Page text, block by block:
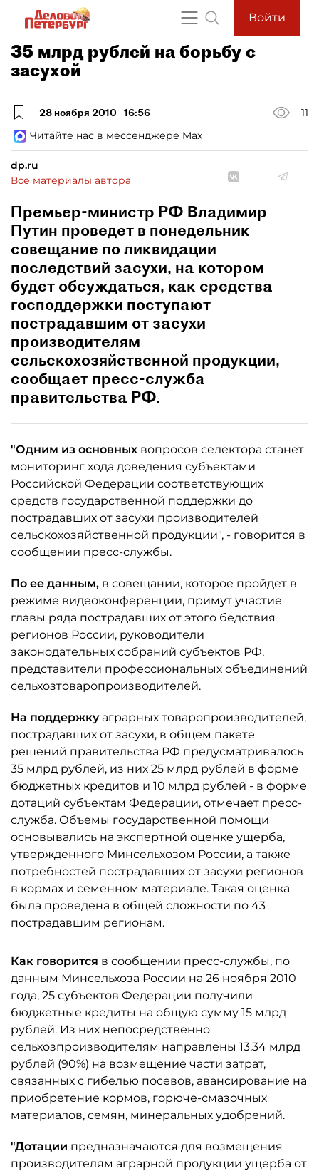
Войти
35 млрд рублей на борьбу с
засухой
28 ноября 2010 16:56
11
Читайте нас в мессенджере Max
dp.ru
Все материалы автора
Премьер-министр РФ Владимир
Путин проведет в понедельник
совещание по ликвидации
последствий засухи, на котором
будет обсуждаться, как средства
господдержки поступают
пострадавшим от засухи
производителям
сельскохозяйственной продукции,
сообщает пресс-служба
правительства РФ.
"Одним из основных вопросов селектора станет
мониторинг хода доведения субъектами
Российской Федерации соответствующих
средств государственной поддержки до
пострадавших от засухи производителей
сельскохозяйственной продукции", - говорится в
сообщении пресс-службы.
По ее данным, в совещании, которое пройдет в
режиме видеоконференции, примут участие
главы ряда пострадавших от этого бедствия
регионов России, руководители
законодательных собраний субъектов РФ,
представители профессиональных объединений
сельхозтоваропроизводителей.
На поддержкуаграрных товаропроизводителей,
пострадавших от засухи, в общем пакете
решений правительства РФ предусматривалось
35 млрд рублей, из них 25 млрд рублей в форме
бюджетных кредитов и 10 млрд рублей - в форме
дотаций субъектам Федерации, отмечает пресс-
служба. Объемы государственной помощи
основывались на экспертной оценке ущерба,
утвержденного Минсельхозом России, а также
потребностей пострадавших от засухи регионов
в кормах и семенном материале. Такая оценка
была проведена в общей сложности по 43
пострадавшим регионам.
Как говорится в сообщении пресс-службы, по
данным Минсельхоза России на 26 ноября 2010
года, 25 субъектов Федерации получили
бюджетные кредиты на общую сумму 15 млрд
рублей. Из них непосредственно
сельхозпроизводителям направлены 13,34 млрд
рублей (90%) на возмещение части затрат,
связанных с гибелью посевов, авансирование на
приобретение кормов, горюче-смазочных
материалов, семян, минеральных удобрений.
"Дотации предназначаются для возмещения
производителям аграрной продукции ущерба от